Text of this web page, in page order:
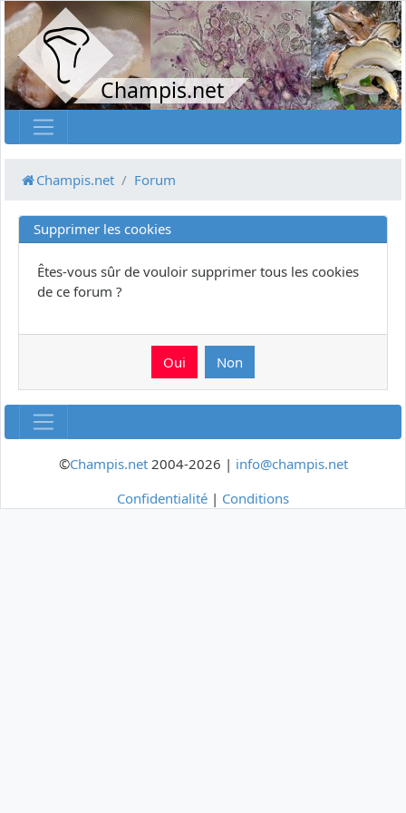
Champis.net
Champis.net Forum
Supprimer les cookies
Êtes-vous sûr de vouloir supprimer tous les cookies
de ce forum ?
©Champis.net2004-2026 | info@champis.net
Confidentialité | Conditions